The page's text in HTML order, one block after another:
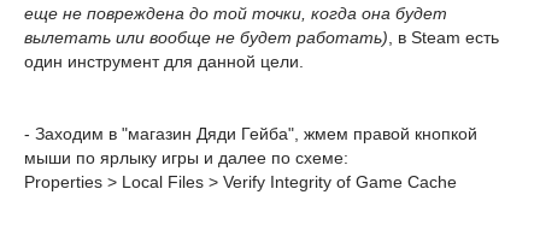
еще не повреждена до той точки, когда она будет
вылетать или вообще не будет работать) , в Steam есть
один инструмент для данной цели.
- Заходим в "магазин Дяди Гейба", жмем правой кнопкой
мыши по ярлыку игры и далее по схеме:
Properties > Local Files > Verify Integrity of Game Cache